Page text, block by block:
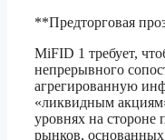
**Предторговая
MiFID 1 требует,
непрерывного
агрегированную
«ликвидным
уровнях на стороне
рынков,